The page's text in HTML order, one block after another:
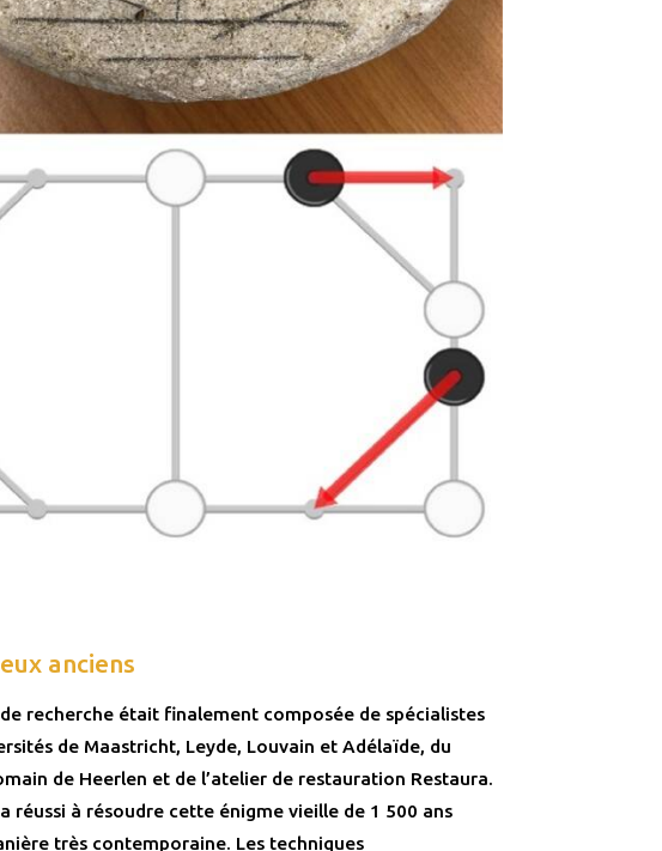
anciens
de recherche était finalement composée de spécialistes
de Maastricht, Leyde, Louvain et Adélaïde, du
de Heerlen et de l’atelier de restauration Restaura.
a réussi à résoudre cette énigme vieille de 1 500 ans
très contemporaine. Les techniques